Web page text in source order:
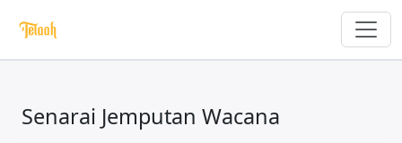
Senarai Jemputan Wacana